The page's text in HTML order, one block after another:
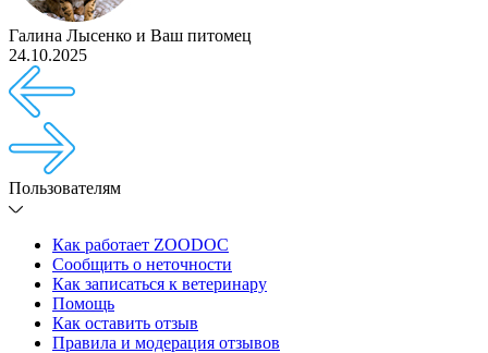
Галина Лысенко и Ваш питомец
24.10.2025
Пользователям
Как работает ZOODOC
Сообщить о неточности
Как записаться к ветеринару
Помощь
Как оставить отзыв
Правила и модерация отзывов